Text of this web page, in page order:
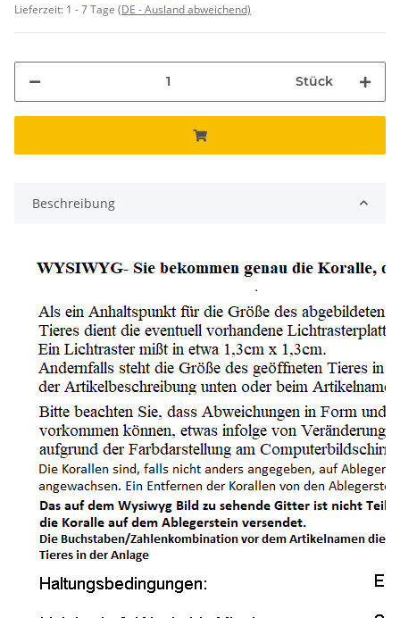
Lieferzeit: 1 - 7 Tage (DE - Ausland abweichend)
Stück
Beschreibung